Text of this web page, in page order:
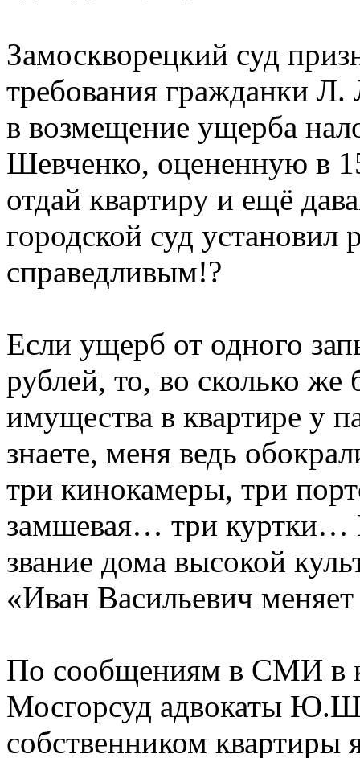
Замоскворецкий суд
требования гражданки
в возмещение ущерба
Шевченко, оцененную в
отдай квартиру и ещё
городской суд
справедливым!?
Если ущерб от одного
рублей, то, во сколько
имущества в квартире у
знаете, меня ведь
три кинокамеры, три
замшевая… три куртки…
звание дома высокой
«Иван Васильевич
По сообщениям в СМИ в
Мосгорсуд адвокаты
собственником квартиры